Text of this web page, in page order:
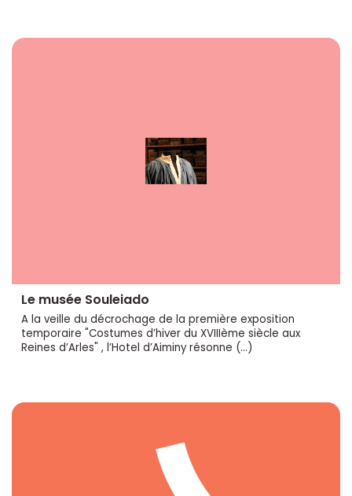
Le musée Souleiado
A la veille du décrochage de la première exposition
temporaire "Costumes d’hiver du XVIIIème siècle aux
Reines d’Arles" , l’Hotel d’Aiminy résonne (…)